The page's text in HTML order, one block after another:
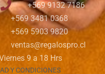
+569 9132 7186
+569 3481 0368
+569 5903 9820
ventas@regalospro.cl
9 a 18 Hrs
Y CONDICIONES